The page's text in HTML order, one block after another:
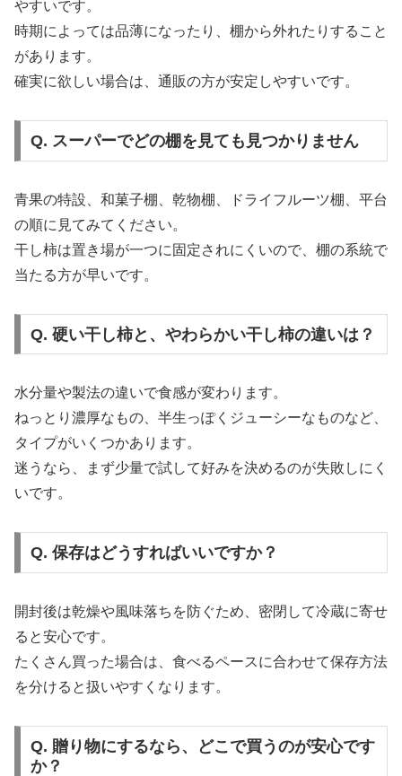
やすいです。
時期によっては品薄になったり、棚から外れたりすること
があります。
確実に欲しい場合は、通販の方が安定しやすいです。
Q. スーパーでどの棚を見ても見つかりません
青果の特設、和菓子棚、乾物棚、ドライフルーツ棚、平台
の順に見てみてください。
干し柿は置き場が一つに固定されにくいので、棚の系統で
当たる方が早いです。
Q. 硬い干し柿と、やわらかい干し柿の違いは？
水分量や製法の違いで食感が変わります。
ねっとり濃厚なもの、半生っぽくジューシーなものなど、
タイプがいくつかあります。
迷うなら、まず少量で試して好みを決めるのが失敗しにく
いです。
Q. 保存はどうすればいいですか？
開封後は乾燥や風味落ちを防ぐため、密閉して冷蔵に寄せ
ると安心です。
たくさん買った場合は、食べるペースに合わせて保存方法
を分けると扱いやすくなります。
Q. 贈り物にするなら、どこで買うのが安心です
か？